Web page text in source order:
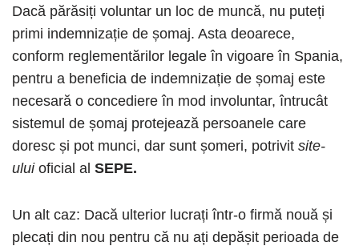
Dacă părăsiți voluntar un loc de muncă, nu puteți
primi indemnizație de șomaj. Asta deoarece,
conform reglementărilor legale în vigoare în Spania,
pentru a beneficia de indemnizație de șomaj este
necesară o concediere în mod involuntar, întrucât
sistemul de șomaj protejează persoanele care
doresc și pot munci, dar sunt șomeri, potrivit site-
ului oficial al SEPE.
Un alt caz: Dacă ulterior lucrați într-o firmă nouă și
plecați din nou pentru că nu ați depășit perioada de